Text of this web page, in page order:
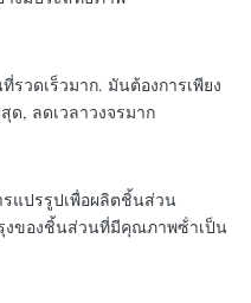
วดเร็วมาก. มันต้องการเพียง
ด, ลดเวลาวงจรมาก
แปรรูปเพื่อผลิตชิ้นส่วน
งของชิ้นส่วนที่มีคุณภาพซ้ําเป็น